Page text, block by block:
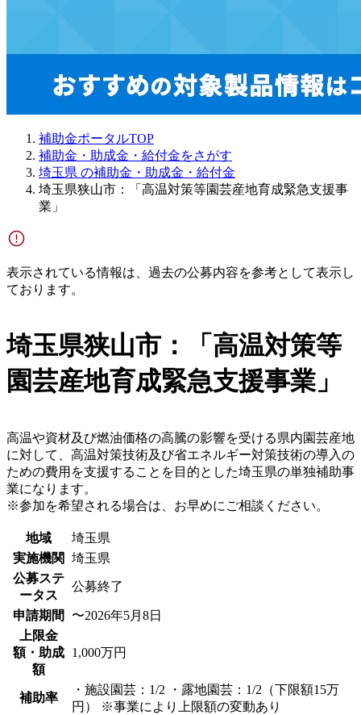
補助金ポータルTOP
補助金・助成金・給付金をさがす
埼玉県 の補助金・助成金・給付金
埼玉県狭山市：「高温対策等園芸産地育成緊急支援事
業」
表示されている情報は、過去の公募内容を参考として表示し
ております。
埼玉県狭山市：「高温対策等
園芸産地育成緊急支援事業」
高温や資材及び燃油価格の高騰の影響を受ける県内園芸産地
に対して、高温対策技術及び省エネルギー対策技術の導入の
ための費用を支援することを目的とした埼玉県の単独補助事
業になります。
※参加を希望される場合は、お早めにご相談ください。
地域
埼玉県
実施機関
埼玉県
公募ステ
ータス
公募終了
申請期間
〜2026年5月8日
上限金
額・助成
額
1,000万円
補助率
・施設園芸：1/2 ・露地園芸：1/2（下限額15万
円） ※事業により上限額の変動あり